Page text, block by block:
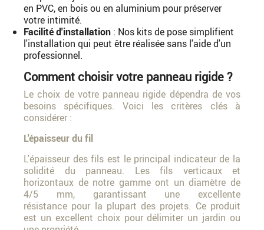
en PVC, en bois ou en aluminium pour préserver
votre intimité.
Facilité d'installation : Nos kits de pose simplifient
l'installation qui peut être réalisée sans l'aide d'un
professionnel.
Comment choisir votre panneau rigide ?
Le choix de votre panneau rigide dépendra de vos
besoins spécifiques. Voici les critères clés à
considérer :
L'épaisseur du fil
L'épaisseur des fils est le principal indicateur de la
solidité du panneau. Les fils verticaux et
horizontaux de notre gamme ont un diamètre de
4/5 mm, garantissant une excellente
résistance pour la plupart des projets. Ce produit
est un excellent choix pour délimiter un jardin ou